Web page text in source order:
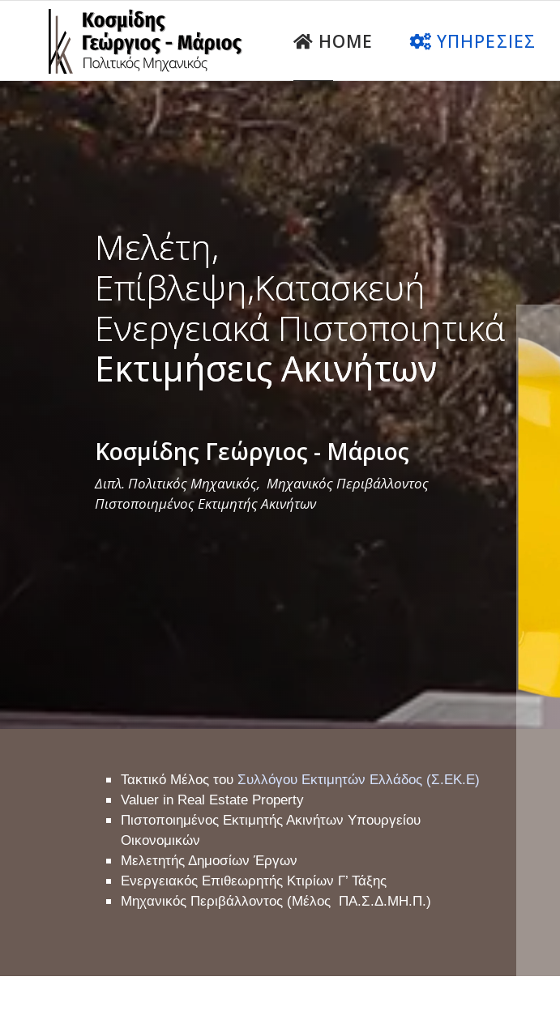
HOME YΠΗΡΕΣΙΕΣ
Μελέτη,
Επίβλεψη,Κατασκευή
Ενεργειακά Πιστοποιητικά
Εκτιμήσεις Ακινήτων
Κοσμίδης Γεώργιος - Μάριος
Διπλ. Πολιτικός Μηχανικός, Μηχανικός Περιβάλλοντος
Πιστοποιημένος Εκτιμητής Ακινήτων
Τακτικό Μέλος του Συλλόγου Εκτιμητών Ελλάδος (Σ.ΕΚ.Ε)
Valuer in Real Estate Property
Πιστοποιημένος Εκτιμητής Ακινήτων Υπουργείου
Οικονομικών
Μελετητής Δημοσίων Έργων
Ενεργειακός Επιθεωρητής Κτιρίων Γ’ Τάξης
Μηχανικός Περιβάλλοντος (Μέλος ΠΑ.Σ.Δ.ΜΗ.Π.)